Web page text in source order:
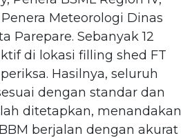
Meteorologi Dinas
Parepare. Sebanyak 12
di lokasi filling shed FT
Hasilnya, seluruh
dengan standar dan
ditetapkan, menandakan
berjalan dengan akurat